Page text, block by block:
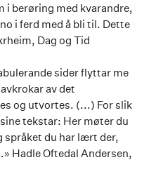
i berøring med kvarandre,
i ferd med å bli til. Dette
Dag og Tid
sider flyttar me
av det
og utvortes. (...) For slik
tekstar: Her møter du
språket du har lært der,
Hadle Oftedal Andersen,